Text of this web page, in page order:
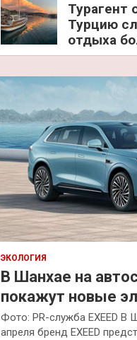
Турагент
Турцию
отдыха
ЭКОЛОГИЯ
В Шанхае на
покажут новые
Фото: PR-служба EXEED В
апреля бренд EXEED